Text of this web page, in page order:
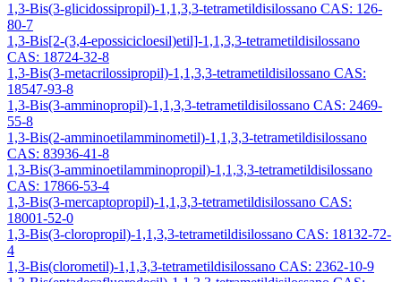
1,3-Bis(3-glicidossipropil)-1,1,3,3-tetrametildisilossano CAS: 126-
80-7
1,3-Bis[2-(3,4-epossicicloesil)etil]-1,1,3,3-tetrametildisilossano
CAS: 18724-32-8
1,3-Bis(3-metacrilossipropil)-1,1,3,3-tetrametildisilossano CAS:
18547-93-8
1,3-Bis(3-amminopropil)-1,1,3,3-tetrametildisilossano CAS: 2469-
55-8
1,3-Bis(2-amminoetilamminometil)-1,1,3,3-tetrametildisilossano
CAS: 83936-41-8
1,3-Bis(3-amminoetilamminopropil)-1,1,3,3-tetrametildisilossano
CAS: 17866-53-4
1,3-Bis(3-mercaptopropil)-1,1,3,3-tetrametildisilossano CAS:
18001-52-0
1,3-Bis(3-cloropropil)-1,1,3,3-tetrametildisilossano CAS: 18132-72-
4
1,3-Bis(clorometil)-1,1,3,3-tetrametildisilossano CAS: 2362-10-9